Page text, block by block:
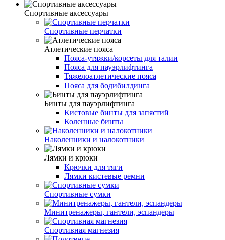
Спортивные аксессуары
Спортивные перчатки
Атлетические пояса
Пояса-утяжки/корсеты для талии
Пояса для пауэрлифтинга
Тяжелоатлетические пояса
Пояса для бодибилдинга
Бинты для пауэрлифтинга
Кистовые бинты для запястий
Коленные бинты
Наколенники и налокотники
Лямки и крюки
Крючки для тяги
Лямки кистевые ремни
Спортивные сумки
Минитренажеры, гантели, эспандеры
Спортивная магнезия